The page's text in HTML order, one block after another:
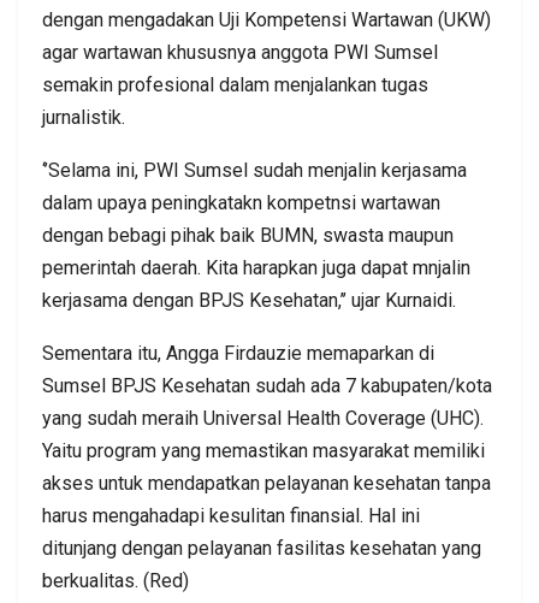
dengan mengadakan Uji Kompetensi Wartawan (UKW)
agar wartawan khususnya anggota PWI Sumsel
semakin profesional dalam menjalankan tugas
jurnalistik.
‘’Selama ini, PWI Sumsel sudah menjalin kerjasama
dalam upaya peningkatakn kompetnsi wartawan
dengan bebagi pihak baik BUMN, swasta maupun
pemerintah daerah. Kita harapkan juga dapat mnjalin
kerjasama dengan BPJS Kesehatan,’’ ujar Kurnaidi.
Sementara itu, Angga Firdauzie memaparkan di
Sumsel BPJS Kesehatan sudah ada 7 kabupaten/kota
yang sudah meraih Universal Health Coverage (UHC).
Yaitu program yang memastikan masyarakat memiliki
akses untuk mendapatkan pelayanan kesehatan tanpa
harus mengahadapi kesulitan finansial. Hal ini
ditunjang dengan pelayanan fasilitas kesehatan yang
berkualitas. (Red)